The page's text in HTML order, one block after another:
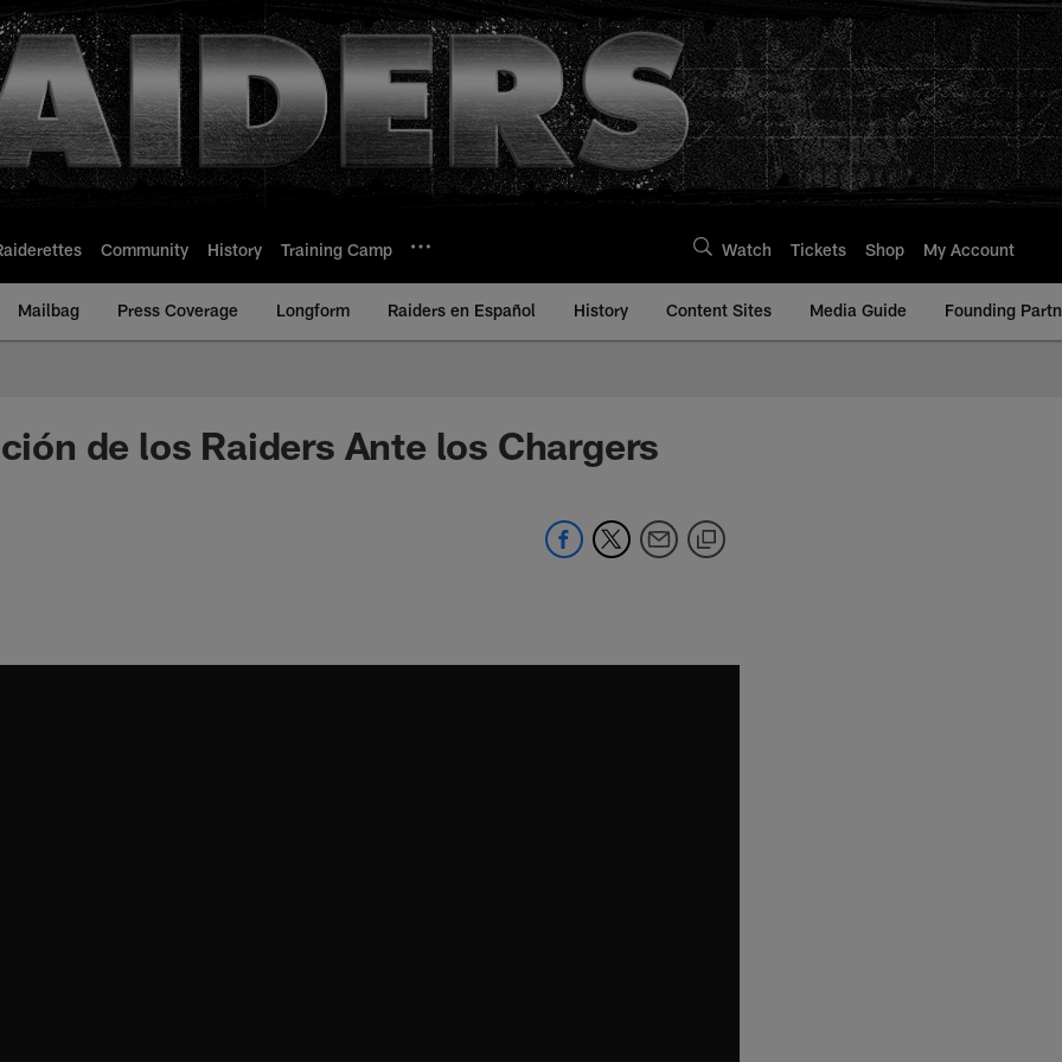
Community History Training Camp Watch Tickets Shop My Account
Mailbag Press Coverage Longform Raiders en Español History Content Sites Media Guide Founding
de los Raiders Ante los Chargers